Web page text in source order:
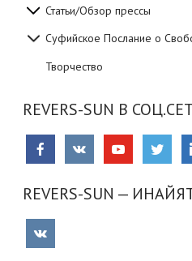
Статьи/Обзор прессы
Суфийское Послание о
Творчество
REVERS-SUN В
REVERS-SUN —